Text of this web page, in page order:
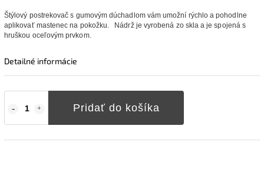
Pridať do košíka
Štýlový postrekovač s gumovým dúchadlom vám umožní rýchlo a pohodlne
aplikovať mastenec na pokožku.
Nádrž je vyrobená zo skla a je spojená s
hruškou oceľovým prvkom.
Detailné informácie